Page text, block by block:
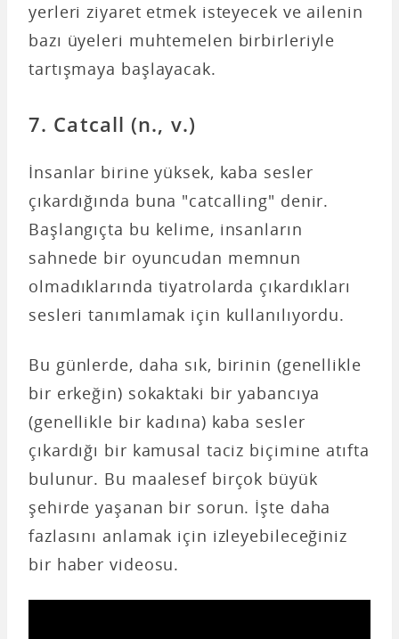
yerleri ziyaret etmek isteyecek ve ailenin
bazı üyeleri muhtemelen birbirleriyle
tartışmaya başlayacak.
7. Catcall (n., v.)
İnsanlar birine yüksek, kaba sesler
çıkardığında buna "catcalling" denir.
Başlangıçta bu kelime, insanların
sahnede bir oyuncudan memnun
olmadıklarında tiyatrolarda çıkardıkları
sesleri tanımlamak için kullanılıyordu.
Bu günlerde, daha sık, birinin (genellikle
bir erkeğin) sokaktaki bir yabancıya
(genellikle bir kadına) kaba sesler
çıkardığı bir kamusal taciz biçimine atıfta
bulunur. Bu maalesef birçok büyük
şehirde yaşanan bir sorun. İşte daha
fazlasını anlamak için izleyebileceğiniz
bir haber videosu.